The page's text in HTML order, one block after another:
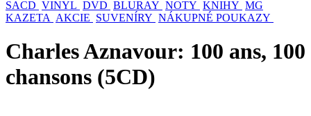
SACD VINYL DVD BLURAY NOTY KNIHY MG
KAZETA AKCIE SUVENÍRY NÁKUPNÉ POUKAZY
Charles Aznavour: 100 ans, 100
chansons (5CD)